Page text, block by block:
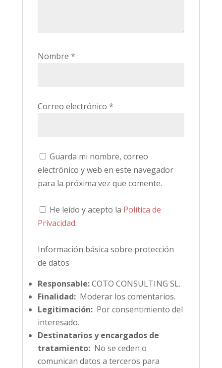
Nombre *
Correo electrónico *
Guarda mi nombre, correo
electrónico y web en este navegador
para la próxima vez que comente.
He leído y acepto la Política de
Privacidad.
Información básica sobre protección
de datos
Responsable:COTO CONSULTING SL.
Finalidad:Moderar los comentarios.
Legitimación:Por consentimiento del
interesado.
Destinatarios y encargados de
tratamiento:No se ceden o
comunican datos a terceros para